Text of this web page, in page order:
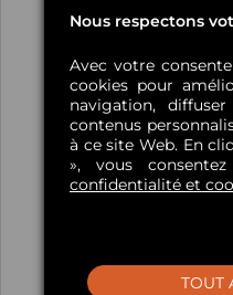
Nous respectons
Avec votre
cookies pour
navigation,
contenus
à ce site Web. En
», vous consentez
confidentialité et
TOUT